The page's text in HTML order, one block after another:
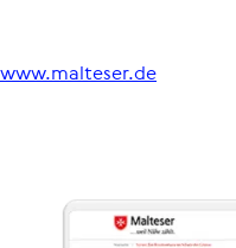
www.malteser.de
Des­chi­deți în lightbox